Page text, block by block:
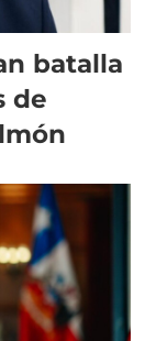
batalla
de